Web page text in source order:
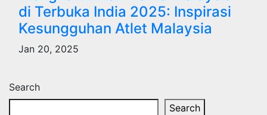
di Terbuka India 2025: Inspirasi
Kesungguhan Atlet Malaysia
Jan 20, 2025
Search
Search